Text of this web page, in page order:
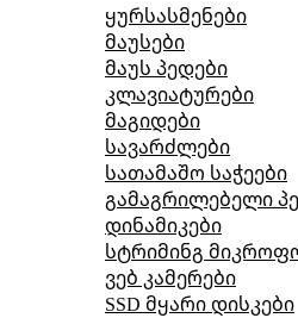
ყურსასმენები
მაუსები
მაუს პედები
კლავიატურები
მაგიდები
სავარძლები
სათამაშო საჭეები
გამაგრილებელი
დინამიკები
სტრიმინგ
ვებ კამერები
SSD მყარი დისკები